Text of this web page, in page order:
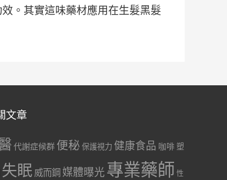
。其實這味藥材應用在生髮黑髮
文章
代謝症候群 便秘 保護視力 健康食品 咖啡 塑
失眠 威而鋼 媒體曝光專業藥師 性